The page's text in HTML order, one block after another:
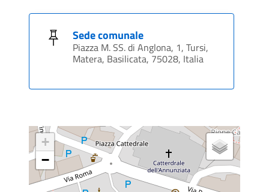
Sede comunale
Piazza M. SS. di Anglona, 1, Tursi,
Matera, Basilicata, 75028, Italia
+
−